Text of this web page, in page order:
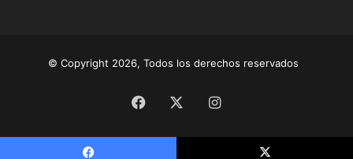
© Copyright 2026, Todos los derechos reservados
Facebook Instagram